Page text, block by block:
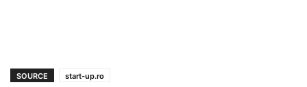
SOURCE
start-up.ro